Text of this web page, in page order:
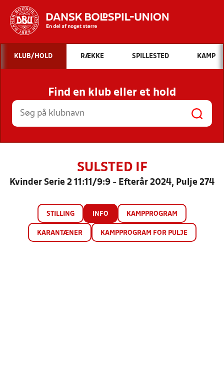
Hvad vil du søge efter?
INDHOLD OG NYHEDER
STILLINGER, RESULTATER, KLUBBER OG
HOLD
KLUB/HOLD RÆKKE SPILLESTED KAMP
Find en klub eller et hold
SULSTED IF
Kvinder Serie 2 11:11/9:9 - Efterår 2024, Pulje 274
STILLING INFO KAMPPROGRAM
KARANTÆNER KAMPPROGRAM FOR PULJE